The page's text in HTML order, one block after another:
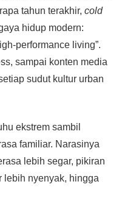
tahun terakhir, cold
hidup modern:
performance living”.
sampai konten media
sudut kultur urban
ekstrem sambil
familiar. Narasinya
lebih segar, pikiran
lebih nyenyak, hingga